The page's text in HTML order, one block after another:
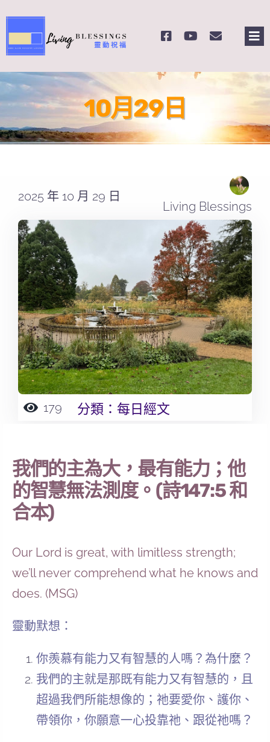
to
content
關於我們
奉獻支持
Search
for:
10月29日
2025 年 10 月 29 日
Living Blessings
179 分類： 每日經文
我們的主為大，最有能力；他
的智慧無法測度。(詩147:5 和
合本)
Our Lord is great, with limitless strength;
we’ll never comprehend what he knows and
does. (MSG)
靈動默想：
你羨慕有能力又有智慧的人嗎？為什麼？
我們的主就是那既有能力又有智慧的，且
超過我們所能想像的；祂要愛你、護你、
帶領你，你願意一心投靠祂、跟從祂嗎？